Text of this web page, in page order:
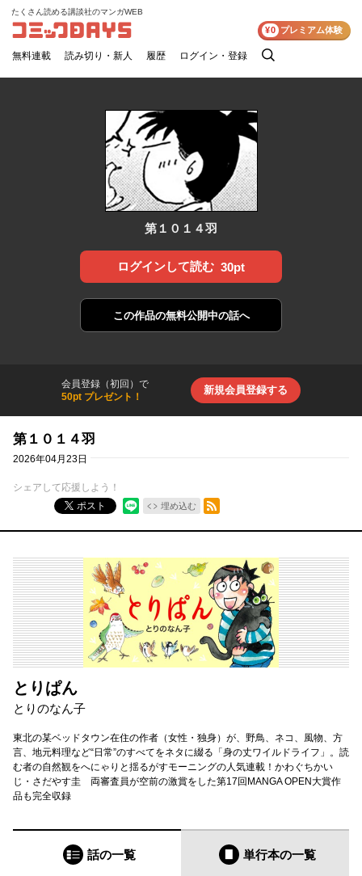
コミックDAYS
たくさん読める講談社のマンガWEB
無料連載 読み切り・新人 履歴 ログイン・登録
検
¥0 プレミアム体験
第１０１４羽
ログインして読む 30pt
この作品の無料公開中の話へ
会員登録（初回）で
50pt プレゼント！
新規会員登録する
第１０１４羽
2026年04月23日
シェアして応援しよう！
ポスト
埋め込む
RSSフィード
とりぱん
とりのなん子
東北の某ベッドタウン在住の作者（女性・独身）が、野鳥、ネコ、風物、方
言、地元料理など“日常”のすべてをネタに綴る「身の丈ワイルドライフ」。読
む者の自然観をへにゃりと揺るがすモーニングの人気連載！かわぐちかい
じ・さだやす圭 両審査員が空前の激賞をした第17回MANGA OPEN大賞作
品も完全収録
話の一覧 単行本の一覧